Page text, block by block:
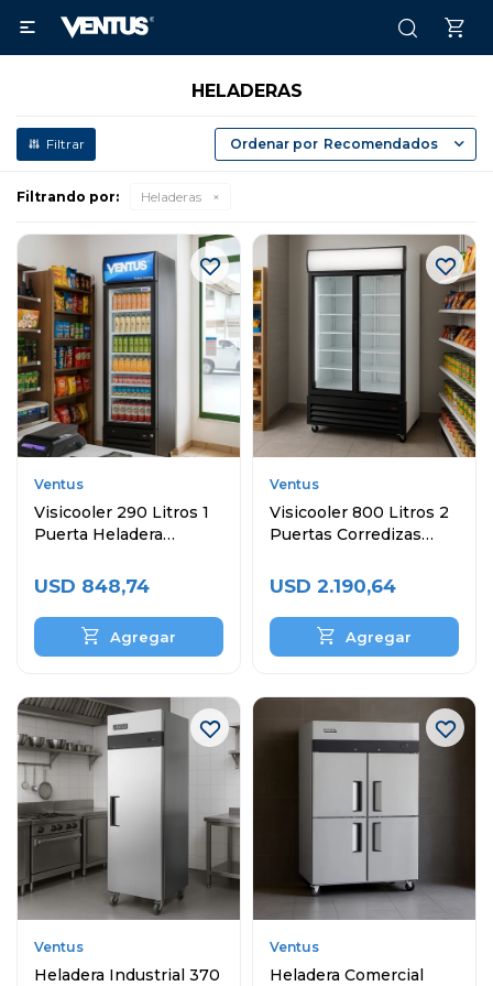

HELADERAS
Recomendados
Filtrando por: Heladeras
Ventus
Visicooler 290 Litros 1
Puerta Heladera
USD 848,74
Ventus
Visicooler 800 Litros 2
Puertas Corredizas
USD 2.190,64
Ventus
Heladera Industrial 370
Ventus
Heladera Comercial